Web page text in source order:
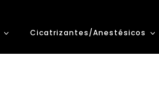
Cicatrizantes/Anestésicos